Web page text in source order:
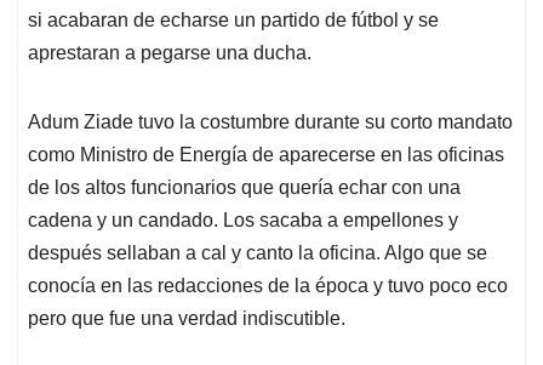
si acabaran de echarse un partido de fútbol y se
aprestaran a pegarse una ducha.
Adum Ziade tuvo la costumbre durante su corto mandato
como Ministro de Energía de aparecerse en las oficinas
de los altos funcionarios que quería echar con una
cadena y un candado. Los sacaba a empellones y
después sellaban a cal y canto la oficina. Algo que se
conocía en las redacciones de la época y tuvo poco eco
pero que fue una verdad indiscutible.